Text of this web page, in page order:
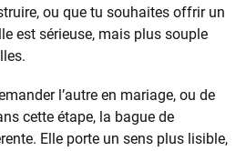
ou que tu souhaites offrir un
est sérieuse, mais plus souple
l’autre en mariage, ou de
cette étape, la bague de
Elle porte un sens plus lisible,